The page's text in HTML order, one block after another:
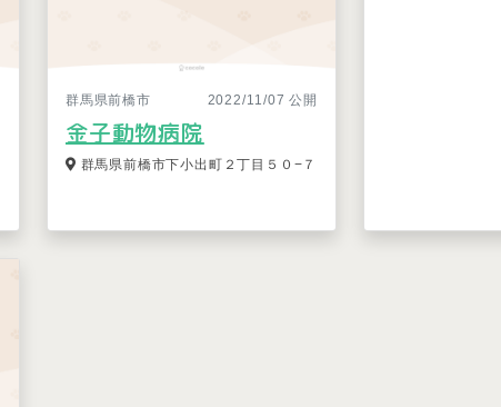
群馬県前橋市 2022/11/07 公開
金子動物病院
群馬県前橋市下小出町２丁目５０−７